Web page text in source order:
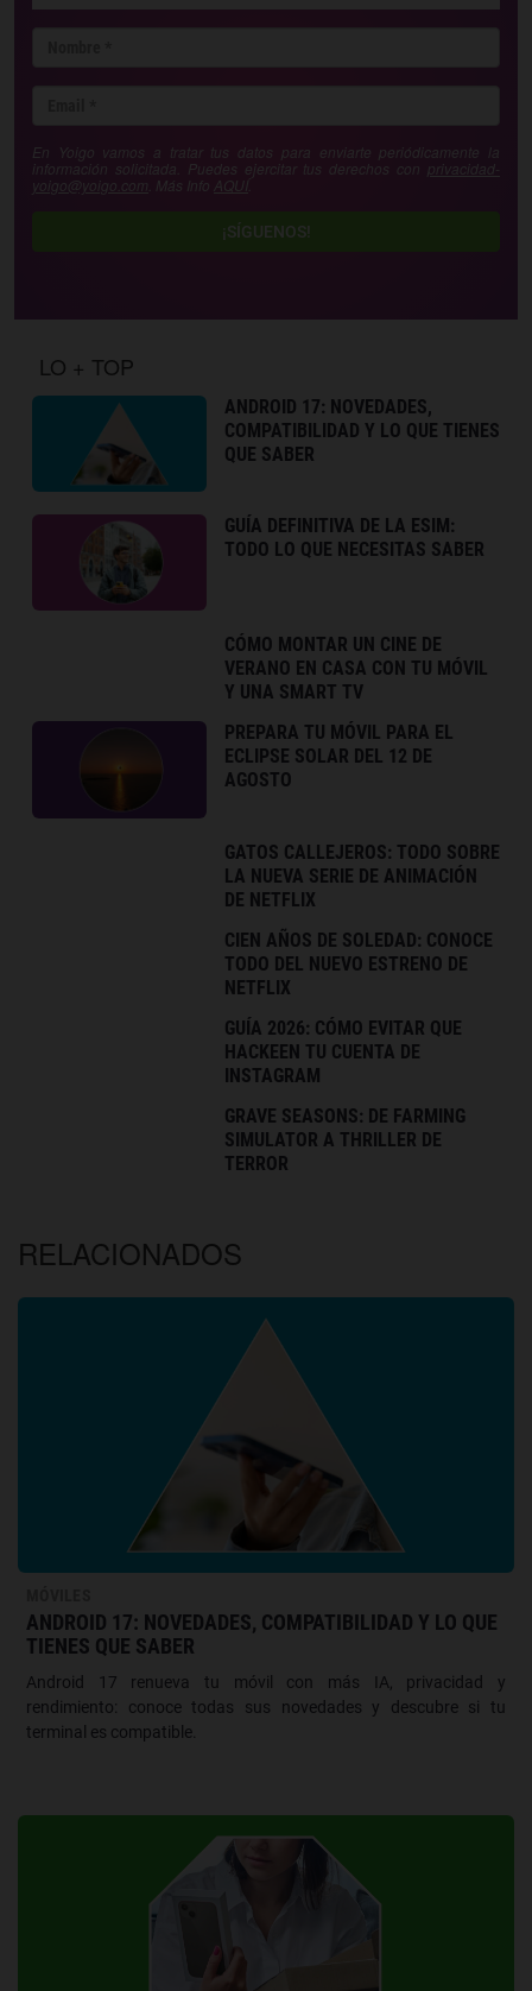
En Yoigo vamos a tratar tus datos para enviarte periódicamente la
información solicitada. Puedes ejercitar tus derechos con privacidad-
yoigo@yoigo.com . Más Info AQUÍ
¡SÍGUENOS!
LO + TOP
ANDROID 17: NOVEDADES,
COMPATIBILIDAD Y LO QUE TIENES
QUE SABER
GUÍA DEFINITIVA DE LA ESIM:
TODO LO QUE NECESITAS SABER
CÓMO MONTAR UN CINE DE
VERANO EN CASA CON TU MÓVIL
Y UNA SMART TV
PREPARA TU MÓVIL PARA EL
ECLIPSE SOLAR DEL 12 DE
AGOSTO
GATOS CALLEJEROS: TODO SOBRE
LA NUEVA SERIE DE ANIMACIÓN
DE NETFLIX
CIEN AÑOS DE SOLEDAD: CONOCE
TODO DEL NUEVO ESTRENO DE
NETFLIX
GUÍA 2026: CÓMO EVITAR QUE
HACKEEN TU CUENTA DE
INSTAGRAM
GRAVE SEASONS: DE FARMING
SIMULATOR A THRILLER DE
TERROR
RELACIONADOS
ANDROID 17: NOVEDADES, COMPATIBILIDAD Y LO QUE
TIENES QUE SABER
Android 17 renueva tu móvil con más IA, privacidad y
rendimiento: conoce todas sus novedades y descubre si tu
terminal es compatible.